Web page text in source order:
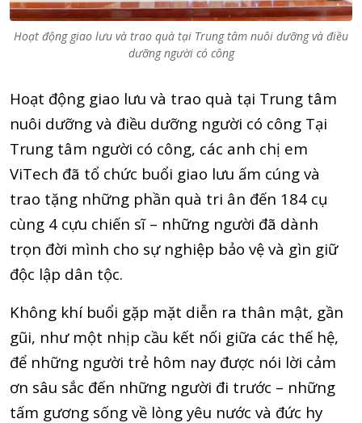
Hoạt động giao lưu và trao quà tại Trung tâm nuôi dưỡng và điều
dưỡng người có công
Hoạt động giao lưu và trao quà tại Trung tâm
nuôi dưỡng và điều dưỡng người có công Tại
Trung tâm người có công, các anh chị em
ViTech đã tổ chức buổi giao lưu ấm cúng và
trao tặng những phần quà tri ân đến 184 cụ
cùng 4 cựu chiến sĩ – những người đã dành
trọn đời mình cho sự nghiệp bảo vệ và gìn giữ
độc lập dân tộc.
Không khí buổi gặp mặt diễn ra thân mật, gần
gũi, như một nhịp cầu kết nối giữa các thế hệ,
để những người trẻ hôm nay được nói lời cảm
ơn sâu sắc đến những người đi trước – những
tấm gương sống về lòng yêu nước và đức hy